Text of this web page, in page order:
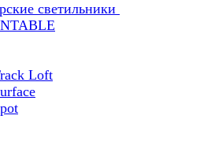
светильники
Loft